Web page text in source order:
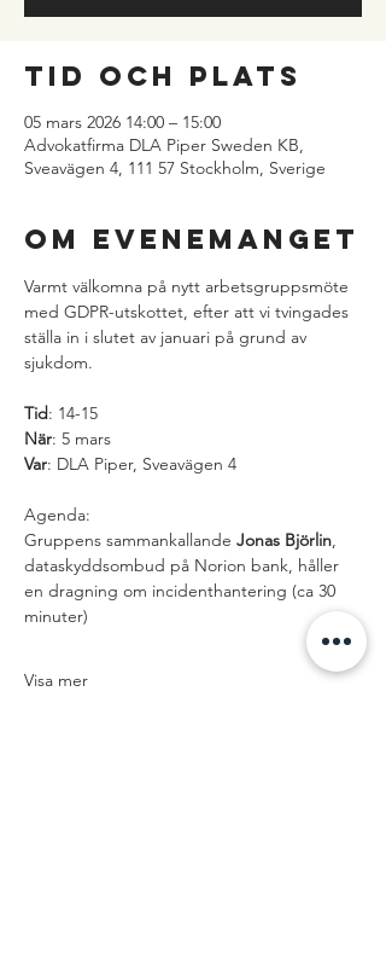
Tid och plats
05 mars 2026 14:00 – 15:00
Advokatfirma DLA Piper Sweden KB,
Sveavägen 4, 111 57 Stockholm, Sverige
Om evenemanget
Varmt välkomna på nytt arbetsgruppsmöte
med GDPR-utskottet, efter att vi tvingades
ställa in i slutet av januari på grund av
sjukdom.
Tid: 14-15
När: 5 mars
Var: DLA Piper, Sveavägen 4
Agenda:
Gruppens sammankallande Jonas Björlin,
dataskyddsombud på Norion bank, håller
en dragning om incidenthantering (ca 30
minuter)
Visa mer